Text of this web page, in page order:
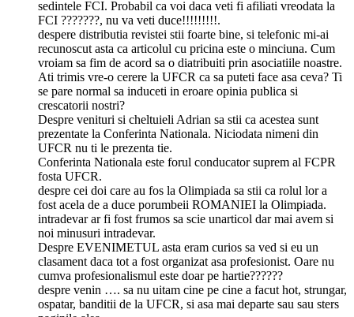
sedintele FCI. Probabil ca voi daca veti fi afiliati vreodata la
FCI ???????, nu va veti duce!!!!!!!!!.
despere distributia revistei stii foarte bine, si telefonic mi-ai
recunoscut asta ca articolul cu pricina este o minciuna. Cum
vroiam sa fim de acord sa o diatribuiti prin asociatiile noastre.
Ati trimis vre-o cerere la UFCR ca sa puteti face asa ceva? Ti
se pare normal sa induceti in eroare opinia publica si
crescatorii nostri?
Despre venituri si cheltuieli Adrian sa stii ca acestea sunt
prezentate la Conferinta Nationala. Niciodata nimeni din
UFCR nu ti le prezenta tie.
Conferinta Nationala este forul conducator suprem al FCPR
fosta UFCR.
despre cei doi care au fos la Olimpiada sa stii ca rolul lor a
fost acela de a duce porumbeii ROMANIEI la Olimpiada.
intradevar ar fi fost frumos sa scie unarticol dar mai avem si
noi minusuri intradevar.
Despre EVENIMETUL asta eram curios sa ved si eu un
clasament daca tot a fost organizat asa profesionist. Oare nu
cumva profesionalismul este doar pe hartie??????
despre venin …. sa nu uitam cine pe cine a facut hot, strungar,
ospatar, banditii de la UFCR, si asa mai departe sau sau sters